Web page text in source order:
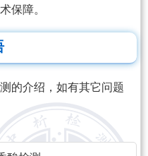
保障。
的介绍，如有其它问题